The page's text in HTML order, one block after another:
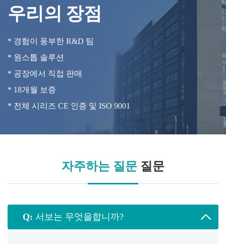
우리의 장점
* 경험이 풍부한 R&D 팀
* 원스톱 솔루션
* 공장에서 직접 판매
* 18개월 보증
* 전체 시리즈 CE 인증 및 ISO 9001
자주하는 질문 질문
Q: 서보는 무엇을합니까?